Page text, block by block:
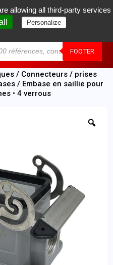
FOOTER
0
/ Connecteurs / prises
/ Embase en saillie pour
• 4 verrous
allowing all third-party services
Personalize